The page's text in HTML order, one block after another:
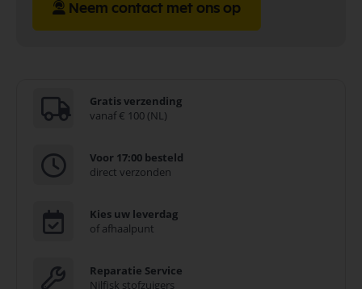
Neem contact met ons op
Gratis verzending
vanaf € 100 (NL)
Voor 17:00 besteld
direct verzonden
Kies uw leverdag
of afhaalpunt
Reparatie Service
Nilfisk stofzuigers